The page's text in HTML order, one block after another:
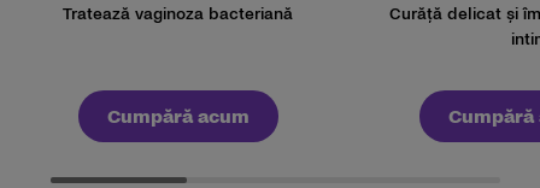
Tratează vaginoza bacteriană
Cumpără acum
Curăță delicat și
Cumpără